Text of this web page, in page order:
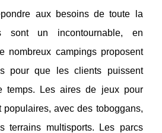
aux besoins de toute la
sont un incontournable, en
nombreux campings proposent
pour que les clients puissent
temps. Les aires de jeux pour
populaires, avec des toboggans,
terrains multisports. Les parcs